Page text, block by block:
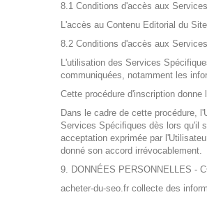
8.1 Conditions d'accès aux
L'accès au Contenu Editorial du
8.2 Conditions d'accès aux
L'utilisation des Services
communiquées, notamment les
Cette procédure d'inscription
Dans le cadre de cette procédure,
Services Spécifiques dès lors qu'il
acceptation exprimée par
donné son accord irrévocablement.
9. DONNÉES PERSONNELLES -
acheter-du-seo.fr collecte des